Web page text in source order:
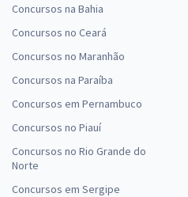
Concursos na Bahia
Concursos no Ceará
Concursos no Maranhão
Concursos na Paraíba
Concursos em Pernambuco
Concursos no Piauí
Concursos no Rio Grande do
Norte
Concursos em Sergipe